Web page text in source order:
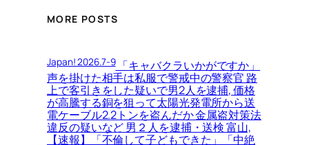
MORE POSTS
Japan! 2026.7-9「キャバクラいかがですか」
声を掛けた相手は私服で警戒中の警察官 路
上で客引きをした疑いで男2人を逮捕, 価格
が高騰する銅を狙って太陽光発電所から送
電ケーブル2.2トンを盗んだか 金属盗対策法
違反の疑いなど 男２人を逮捕・送検 富山,
【速報】「不倫して子どもできた」「中絶